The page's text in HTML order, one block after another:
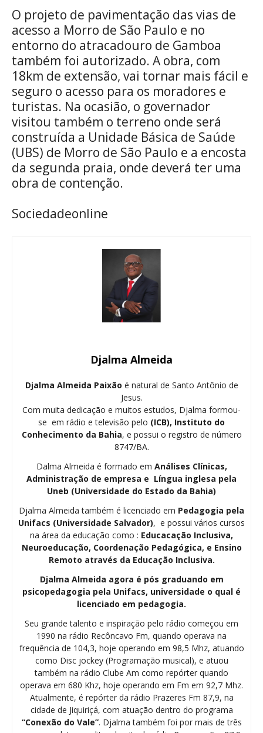
O projeto de pavimentação das vias de
acesso a Morro de São Paulo e no
entorno do atracadouro de Gamboa
também foi autorizado. A obra, com
18km de extensão, vai tornar mais fácil e
seguro o acesso para os moradores e
turistas. Na ocasião, o governador
visitou também o terreno onde será
construída a Unidade Básica de Saúde
(UBS) de Morro de São Paulo e a encosta
da segunda praia, onde deverá ter uma
obra de contenção.
Sociedadeonline
Djalma Almeida
Djalma Almeida Paixão é natural de Santo Antônio de
Jesus.
Com muita dedicação e muitos estudos, Djalma formou-
se em rádio e televisão pelo (ICB), Instituto do
Conhecimento da Bahia, e possui o registro de número
8747/BA.
Dalma Almeida é formado em Análises Clínicas,
Administração de empresa e Língua inglesa pela
Uneb (Universidade do Estado da Bahia)
Djalma Almeida também é licenciado em Pedagogia pela
Unifacs (Universidade Salvador), e possui vários cursos
na área da educação como : Educacação Inclusiva,
Neuroeducação, Coordenação Pedagógica, e Ensino
Remoto através da Educação Inclusiva.
Djalma Almeida agora é pós graduando em
psicopedagogia pela Unifacs, universidade o qual é
licenciado em pedagogia.
Seu grande talento e inspiração pelo rádio começou em
1990 na rádio Recôncavo Fm, quando operava na
frequência de 104,3, hoje operando em 98,5 Mhz, atuando
como Disc jockey (Programação musical), e atuou
também na rádio Clube Am como repórter quando
operava em 680 Khz, hoje operando em Fm em 92,7 Mhz.
Atualmente, é repórter da rádio Prazeres Fm 87,9, na
cidade de Jiquiriçá, com atuação dentro do programa
“Conexão do Vale”. Djalma também foi por mais de três